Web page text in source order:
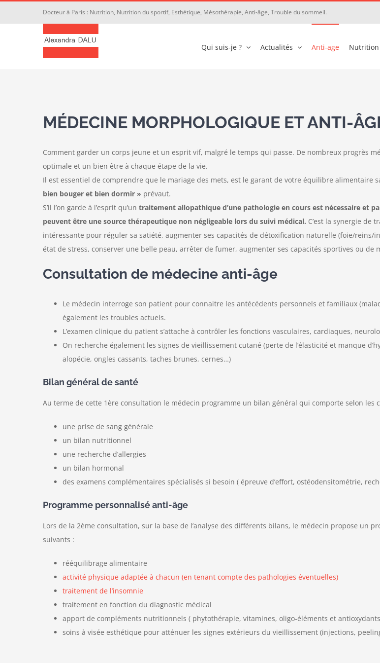
Docteur à Paris : Nutrition, Nutrition du sportif, Esthétique, Mésothérapie, Anti-âge, Trouble du sommeil.
Qui suis-je ? Actualités Anti-age Nutrition
MÉDECINE MORPHOLOGIQUE ET ANTI-
Comment garder un corps jeune et un esprit vif, malgré le temps qui passe. De nombreux progrès
optimale et un bien être à chaque étape de la vie.
Il est essentiel de comprendre que le mariage des mets, est le garant de votre équilibre alimentaire
bien bouger et bien dormir » prévaut.
S’il l’on garde à l’esprit qu’un traitement allopathique d’une pathologie en cours est nécessaire et
peuvent être une source thérapeutique non négligeable lors du suivi médical. C’est la synergie de
intéressante pour réguler sa satiété, augmenter ses capacités de détoxification naturelle (foie/
état de stress, conserver une belle peau, arrêter de fumer, augmenter ses capacités sportives ou de
Consultation de médecine anti-âge
Le médecin interroge son patient pour connaitre les antécédents personnels et familiaux
également les troubles actuels.
L’examen clinique du patient s’attache à contrôler les fonctions vasculaires, cardiaques,
On recherche également les signes de vieillissement cutané (perte de l’élasticité et manque
alopécie, ongles cassants, taches brunes, cernes…)
Bilan général de santé
Au terme de cette 1ère consultation le médecin programme un bilan général qui comporte selon les
une prise de sang générale
un bilan nutritionnel
une recherche d’allergies
un bilan hormonal
des examens complémentaires spécialisés si besoin ( épreuve d’effort, ostéodensitométrie,
Programme personnalisé anti-âge
Lors de la 2ème consultation, sur la base de l’analyse des différents bilans, le médecin propose un
suivants :
rééquilibrage alimentaire
activité physique adaptée à chacun (en tenant compte des pathologies éventuelles)
traitement de l’insomnie
traitement en fonction du diagnostic médical
apport de compléments nutritionnels ( phytothérapie, vitamines, oligo-éléments et
soins à visée esthétique pour atténuer les signes extérieurs du vieillissement (injections,